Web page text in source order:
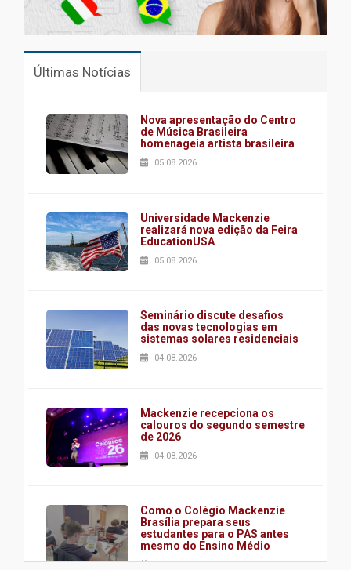
Últimas Notícias
Nova apresentação do Centro
de Música Brasileira
homenageia artista brasileira
05.08.2026
Universidade Mackenzie
realizará nova edição da Feira
EducationUSA
05.08.2026
Seminário discute desafios
das novas tecnologias em
sistemas solares residenciais
04.08.2026
Mackenzie recepciona os
calouros do segundo semestre
de 2026
04.08.2026
Como o Colégio Mackenzie
Brasília prepara seus
estudantes para o PAS antes
mesmo do Ensino Médio
04.08.2026